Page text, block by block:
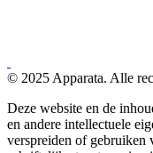
© 2025 Apparata. Alle
Deze website en de
en andere intellectuele
verspreiden of gebruiken